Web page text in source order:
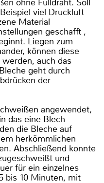
viel Druckluft
Material
geschafft ,
Liegen zum
können diese
auch das
geht durch
der
angewendet,
das eine Blech
die Bleche auf
herkömmlichen
Abschließend konnte
und
für ein einzelnes
bis 10 Minuten, mit